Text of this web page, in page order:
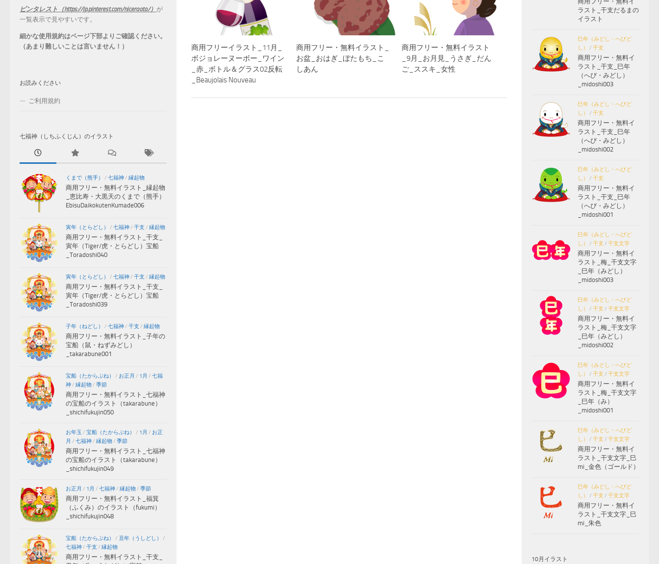
商用フリーイラスト_11月_
ボジョレーヌーボー_ワイン
_赤_ボトル＆グラス02反転
_Beaujolais Nouveau
商用フリー・無料イラスト_
お盆_おはぎ_ぼたもち_こ
しあん
商用フリー・無料イラスト
_9月_お月見_うさぎ_だん
ご_ススキ_女性
ピンタレスト（https://jp.pinterest.com/niceraota/） が
一覧表示で見やすいです。
細かな使用規約はページ下部よりご確認ください。
（あまり難しいことは言いません！）
お読みください
ご利用規約
七福神（しちふくじん）のイラスト
くまで（熊手） / 七福神/ 縁起物
商用フリー・無料イラスト_縁起物
_恵比寿・大黒天のくまで（熊手）
EbisuDaikokutenKumade006
寅年（とらどし） / 七福神/ 干支 / 縁起物
商用フリー・無料イラスト_干支_
寅年（Tiger/虎・とらどし）宝船
_Toradoshi040
寅年（とらどし） / 七福神/ 干支 / 縁起物
商用フリー・無料イラスト_干支_
寅年（Tiger/虎・とらどし）宝船
_Toradoshi039
子年（ねどし） / 七福神/ 干支 / 縁起物
商用フリー・無料イラスト_子年の
宝船（鼠・ねずみどし）
_takarabune001
宝船（たからぶね） / お正月 / 1月 / 七福
神/ 縁起物/ 季節
商用フリー・無料イラスト_七福神
の宝船のイラスト（takarabune）
_shichifukujin050
お年玉 / 宝船（たからぶね） / 1月 / お正
月 / 七福神/ 縁起物/ 季節
商用フリー・無料イラスト_七福神
の宝船のイラスト（takarabune）
_shichifukujin049
お正月 / 1月 / 七福神/ 縁起物/ 季節
商用フリー・無料イラスト_福箕
（ふくみ）のイラスト（fukumi）
_shichifukujin048
宝船（たからぶね） / 丑年（うしどし）
/
七福神/ 干支 / 縁起物
商用フリー・無料イラスト_干支_
ラスト_干支だるまの
イラスト
巳年（みどし・へびど
し）
/ 干支
商用フリー・無料イ
ラスト_干支_巳年
（へび・みどし）
_midoshi003
巳年（みどし・へびど
し）
/ 干支
商用フリー・無料イ
ラスト_干支_巳年
（へび・みどし）
_midoshi002
巳年（みどし・へびど
し）
/ 干支
商用フリー・無料イ
ラスト_干支_巳年
（へび・みどし）
_midoshi001
巳年（みどし・へびど
し）
/ 干支 / 干支文字
商用フリー・無料イ
ラスト_梅_干支文字
_巳年（みどし）
_midoshi003
巳年（みどし・へびど
し）
/ 干支 / 干支文字
商用フリー・無料イ
ラスト_梅_干支文字
_巳年（みどし）
_midoshi002
巳年（みどし・へびど
し）
/ 干支 / 干支文字
商用フリー・無料イ
ラスト_梅_干支文字
_巳年（み）
_midoshi001
巳年（みどし・へびど
し）
/ 干支 / 干支文字
商用フリー・無料イ
ラスト_干支文字_巳
mi_金色（ゴールド）
巳年（みどし・へびど
し）
/ 干支 / 干支文字
商用フリー・無料イ
ラスト_干支文字_巳
mi_朱色
10月イラスト